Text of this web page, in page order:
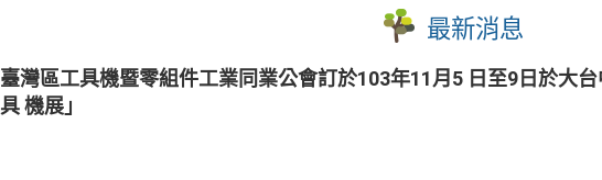
最新消息
臺灣區工具機暨零組件工業同業公會訂於103年11月5 日至9日於大
具 機展」